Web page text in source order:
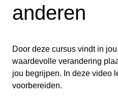
anderen
Door deze cursus vindt in
waardevolle verandering
jou begrijpen. In deze video
voorbereiden.